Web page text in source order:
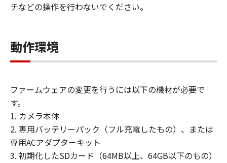
「許諾ソフトウェア」のメンテナンスおよ
トウェア」に対するアップデート、バグの
修正またはサポートの提供ついて、いかな
輸出
より必要な認可等を得ることなしに、「許
諾ソフトウェア」の全部または一部を、直
接または間接に輸出してはなりません。
チなどの操作を行わないでください。
動作環境
ファームウェアの変更を行うには以下の機材が必要で
す。
1. カメラ本体
2. 専用バッテリーパック（フル充電したもの）、または
専用ACアダプターキット
3. 初期化したSDカード（64MB以上、64GB以下のもの）